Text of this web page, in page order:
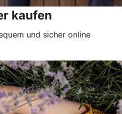
kaufen
und sicher online